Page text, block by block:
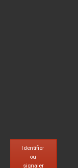
Identifier
ou
signaler